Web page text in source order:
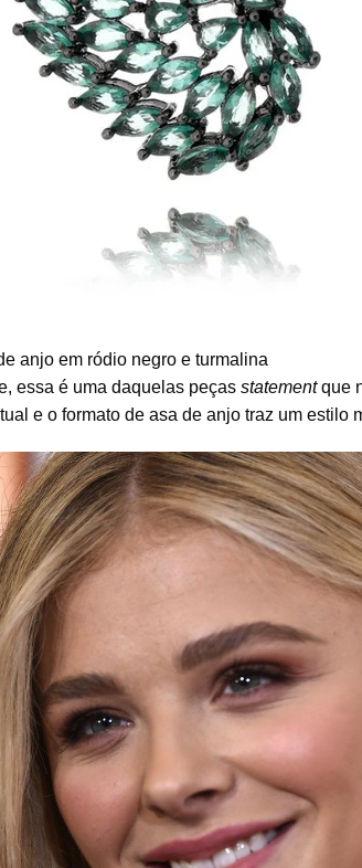
anjo em ródio negro e turmalina
essa é uma daquelas peças statementque
e o formato de asa de anjo traz um estilo